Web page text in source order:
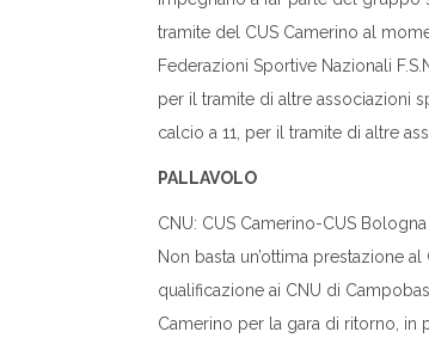
tramite del CUS Camerino al
Federazioni Sportive Nazionali
per il tramite di altre associazioni
calcio a 11, per il tramite di altre
PALLAVOLO
CNU: CUS Camerino-CUS
Non basta un’ottima prestazione
qualificazione ai CNU di
Camerino per la gara di ritorno, in